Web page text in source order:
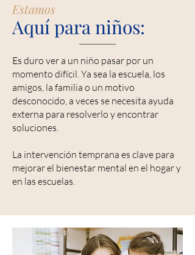
Estamos
Aquí para niños:
Es duro ver a un niño pasar por un
momento difícil. Ya sea la escuela, los
amigos, la familia o un motivo
desconocido, a veces se necesita ayuda
externa para resolverlo y encontrar
soluciones.
La intervención temprana es clave para
mejorar el bienestar mental en el hogar y
en las escuelas.